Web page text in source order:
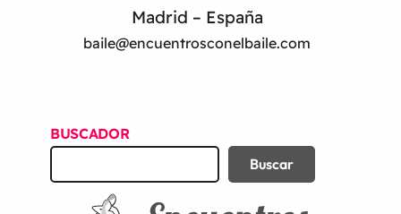
Madrid – España
baile@encuentrosconelbaile.com
BUSCADOR
u
Buscar